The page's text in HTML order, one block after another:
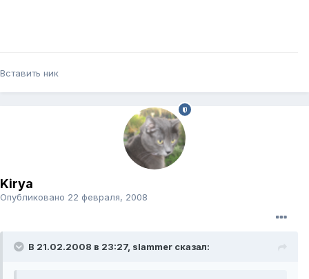
Вставить ник
Kirya
Опубликовано 22 февраля, 2008
В 21.02.2008 в 23:27, slammer сказал: